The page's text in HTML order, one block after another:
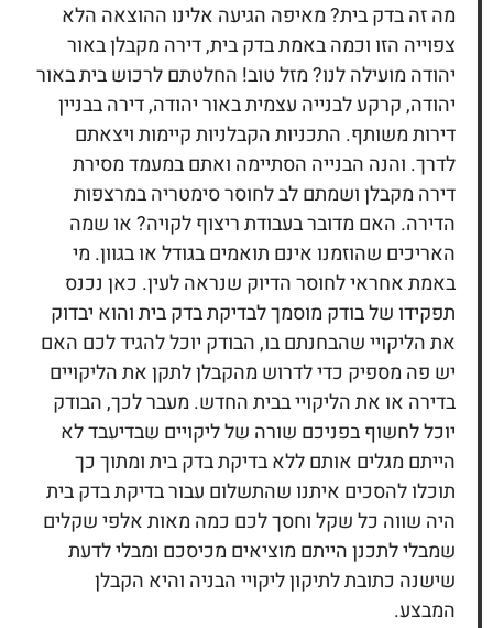
מה זהבדק בית?מאיפה הגיעה אלינו ההוצאה הלא
צפוייה הזו וכמה באמת בדק בית, דירה מקבלן באור
יהודה מועילה לנו? מזל טוב! החלטתם לרכוש בית באור
יהודה, קרקע לבנייה עצמית באור יהודה, דירה בבניין
דירות משותף. התכניות הקבלניות קיימות ויצאתם
לדרך. והנה הבנייה הסתיימה ואתם במעמד מסירת
דירה מקבלן ושמתם לב לחוסר סימטריה במרצפות
הדירה. האם מדובר בעבודת ריצוף לקויה? או שמה
האריכים שהוזמנו אינם תואמים בגודל או בגוון. מי
באמת אחראי לחוסר הדיוק שנראה לעין. כאן נכנס
תפקידו של בודק מוסמך לבדיקת בדק בית והוא יבדוק
את הליקויי שהבחנתם בו, הבודק יוכל להגיד לכם האם
יש פה מספיק כדי לדרוש מהקבלן לתקן את הליקויים
בדירה או את הליקויי בבית החדש. מעבר לכך, הבודק
יוכל לחשוף בפניכם שורה של ליקויים שבדיעבד לא
הייתם מגלים אותם ללא בדיקת בדק בית ומתוך כך
תוכלו להסכים איתנו שהתשלום עבור בדיקת בדק בית
היה שווה כל שקל וחסך לכם כמה מאות אלפי שקלים
שמבלי לתכנן הייתם מוציאים מכיסכם ומבלי לדעת
שישנה כתובת לתיקון ליקויי הבניה והיא הקבלן
המבצע.